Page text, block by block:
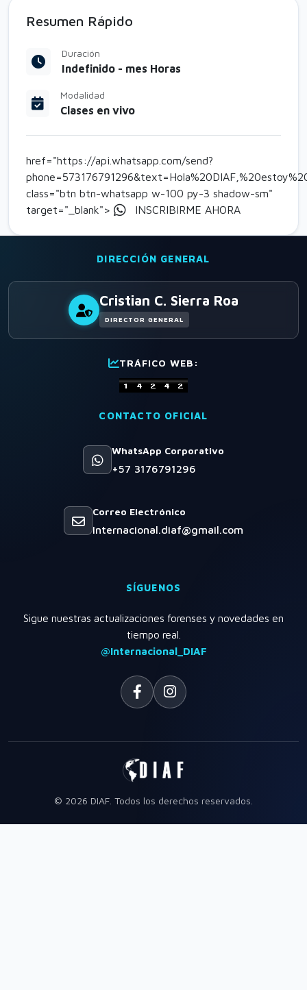
Resumen Rápido
Duración
Indefinido - mes Horas
Modalidad
Clases en vivo
href="https://api.whatsapp.com/send?
class="btn btn-whatsapp w-100 py-3 shadow-sm"
target="_blank">
INSCRIBIRME AHORA
DIRECCIÓN GENERAL
Cristian C. Sierra Roa
DIRECTOR GENERAL
TRÁFICO WEB:
CONTACTO OFICIAL
WhatsApp Corporativo
+57 3176791296
Correo Electrónico
Internacional.diaf@gmail.com
SÍGUENOS
Sigue nuestras actualizaciones forenses y novedades en
tiempo real.
@Internacional_DIAF
© 2026 DIAF. Todos los derechos reservados.